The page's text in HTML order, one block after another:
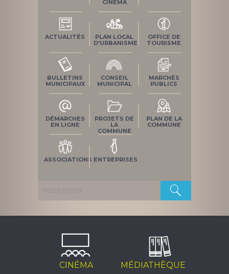
CINÉMA
ACTUALITÉS
PLAN LOCAL
D'URBANISME
OFFICE DE
TOURISME
BULLETINS
MUNICIPAUX
CONSEIL
MUNICIPAL
MARCHÉS
PUBLICS
DÉMARCHES
EN LIGNE
PROJETS DE
LA
COMMUNE
PLAN DE LA
COMMUNE
ASSOCIATIONS ENTREPRISES
Rechercher :
CINÉMA
MÉDIATHÈQUE